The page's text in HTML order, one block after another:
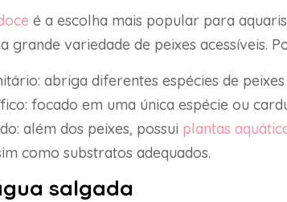
é a escolha mais popular para
grande variedade de peixes acessíveis.
abriga diferentes espécies de
focado em uma única espécie ou
além dos peixes, possui plantas
como substratos adequados.
salgada